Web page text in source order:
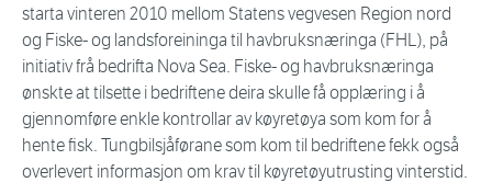
starta vinteren 2010 mellom Statens vegvesen Region nord
og Fiske- og landsforeininga til havbruksnæringa (FHL), på
initiativ frå bedrifta Nova Sea. Fiske- og havbruksnæringa
ønskte at tilsette i bedriftene deira skulle få opplæring i å
gjennomføre enkle kontrollar av køyretøya som kom for å
hente fisk. Tungbilsjåførane som kom til bedriftene fekk også
overlevert informasjon om krav til køyretøyutrusting vinterstid.